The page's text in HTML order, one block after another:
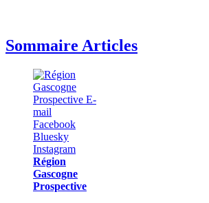
Sommaire Articles
Région
Gascogne
Prospective